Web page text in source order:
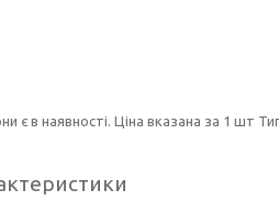
є в наявності. Ціна вказана за 1 шт